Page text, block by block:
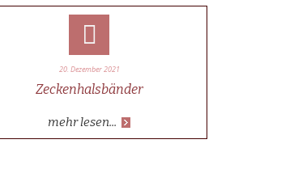
20. Dezember 2021
Zeckenhalsbänder
mehr lesen...